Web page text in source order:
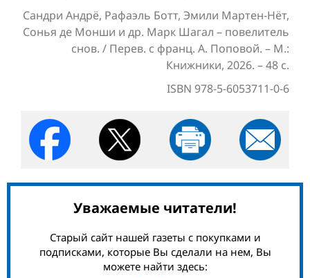
Сандри Андрё, Рафаэль Ботт, Эмили Мартен-Нёт,
Сонья де Монши и др. Марк Шагал – повелитель
снов. / Перев. с франц. А. Поповой. – М.:
Книжники, 2026. – 48 с.
ISBN 978-5-6053711-0-6
Уважаемые читатели!
Старый сайт нашей газеты с покупками и
подписками, которые Вы сделали на нем, Вы
можете найти здесь: